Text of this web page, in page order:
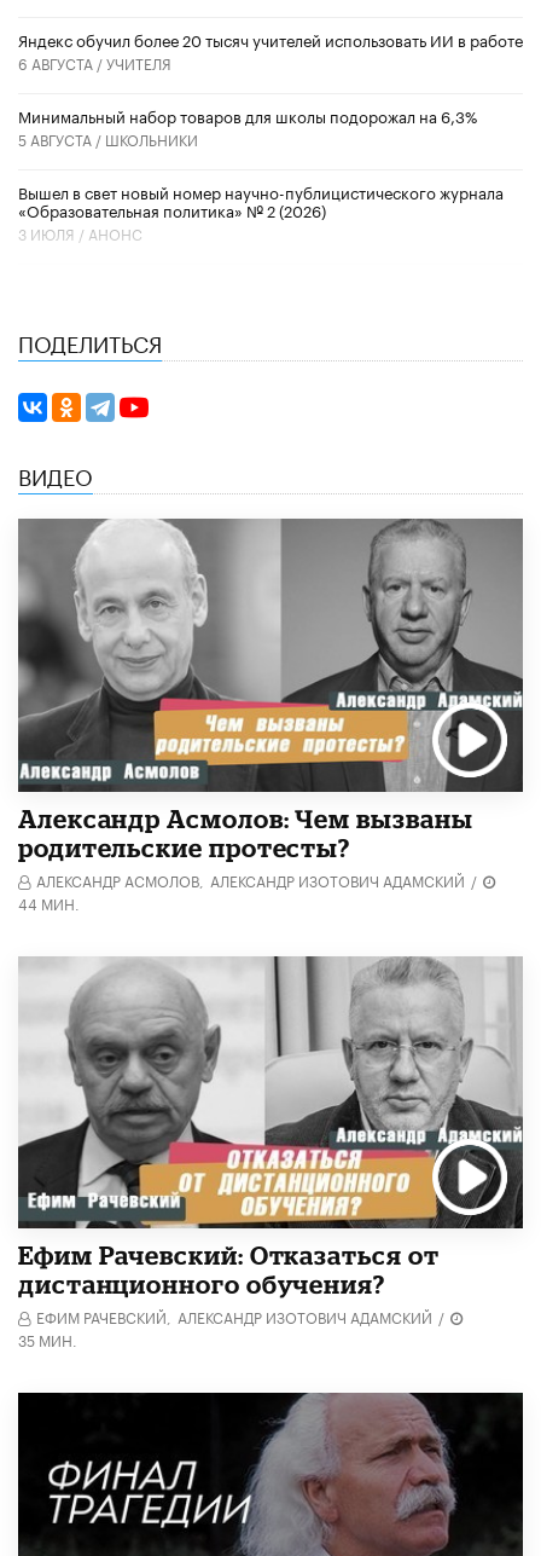
​Яндекс обучил более 20 тысяч учителей использовать ИИ в работе
6 АВГУСТА /УЧИТЕЛЯ
Минимальный набор товаров для школы подорожал на 6,3%
5 АВГУСТА / ШКОЛЬНИКИ
Вышел в свет новый номер научно-публицистического журнала
«Образовательная политика» № 2 (2026)
3 ИЮЛЯ / АНОНС
ПОДЕЛИТЬСЯ
ВИДЕО
Александр Асмолов: Чем вызваны
родительские протесты?
АЛЕКСАНДР АСМОЛОВ, АЛЕКСАНДР ИЗОТОВИЧ АДАМСКИЙ /
44 МИН.
Ефим Рачевский: Отказаться от
дистанционного обучения?
ЕФИМ РАЧЕВСКИЙ, АЛЕКСАНДР ИЗОТОВИЧ АДАМСКИЙ /
35 МИН.